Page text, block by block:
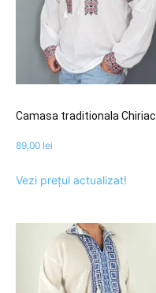
Camasa traditionala Chiriac
89,00 lei
Vezi prețul actualizat!